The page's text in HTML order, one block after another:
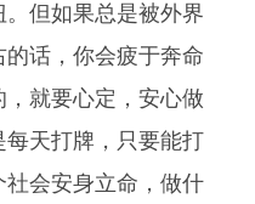
但如果总是被外界
话，你会疲于奔命
就要心定，安心做
天打牌，只要能打
会安身立命，做什